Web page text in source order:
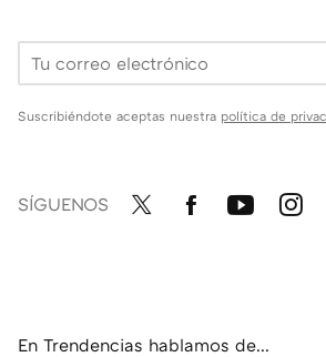
Suscribiéndote aceptas nuestra política de
SÍGUENOS
En Trendencias hablamos de...